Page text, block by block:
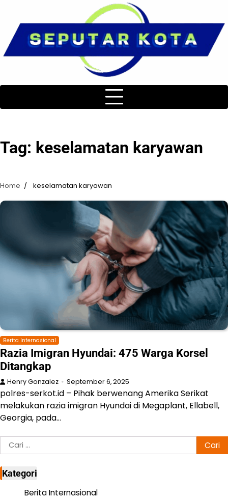
content
Tag: keselamatan karyawan
Home keselamatan karyawan
Berita Internasional
Razia Imigran Hyundai: 475 Warga Korsel
Ditangkap
Henry Gonzalez September 6, 2025
polres-serkot.id – Pihak berwenang Amerika Serikat
melakukan razia imigran Hyundai di Megaplant, Ellabell,
Georgia, pada…
Cari
untuk:
Kategori
Berita Internasional